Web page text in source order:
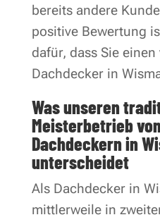
bereits andere
positive Bewertung
dafür, dass Sie
Dachdecker in
Was unseren
Meisterbetrieb
Dachdeckern in
unterscheidet
Als Dachdecker in
mittlerweile in